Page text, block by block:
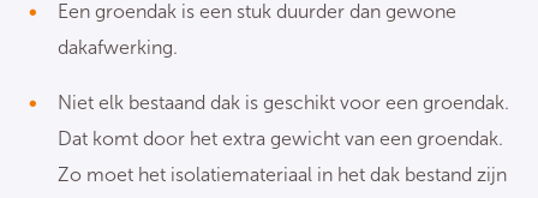
Een groendak is een stuk duurder dan gewone
dakafwerking.
Niet elk bestaand dak is geschikt voor een groendak.
Dat komt door het extra gewicht van een groendak.
Zo moet het isolatiemateriaal in het dak bestand zijn